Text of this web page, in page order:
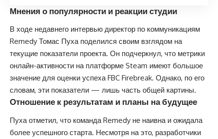
Мнения о популярности и реакции студии
В ходе недавнего интервью директор по коммуникациям
Remedy Томас Пуха поделился своим взглядом на
текущие показатели проекта. Он подчеркнул, что метрики
онлайн-активности на платформе Steam имеют большое
значение для оценки успеха FBC Firebreak. Однако, по его
словам, эти показатели — лишь часть общей картины.
Отношение к результатам и планы на будущее
Пуха отметил, что команда Remedy не наивна и ожидала
более успешного старта. Несмотря на это, разработчики